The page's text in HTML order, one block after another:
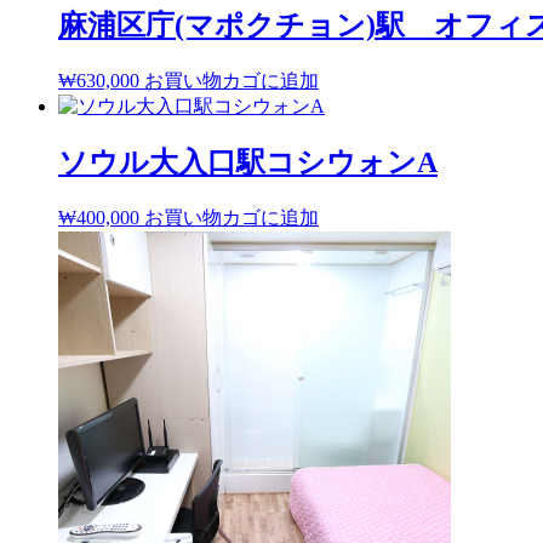
麻浦区庁(マポクチョン)駅 オフィ
₩630,000 お買い物カゴに追加
ソウル大入口駅コシウォンA
₩400,000 お買い物カゴに追加